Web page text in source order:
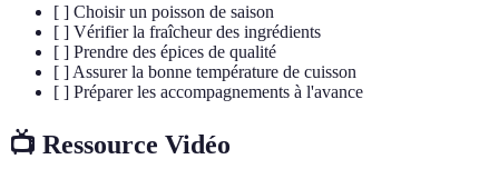
[ ] Choisir un poisson de saison
[ ] Vérifier la fraîcheur des ingrédients
[ ] Prendre des épices de qualité
[ ] Assurer la bonne température de cuisson
[ ] Préparer les accompagnements à l'avance
📺 Ressource Vidéo